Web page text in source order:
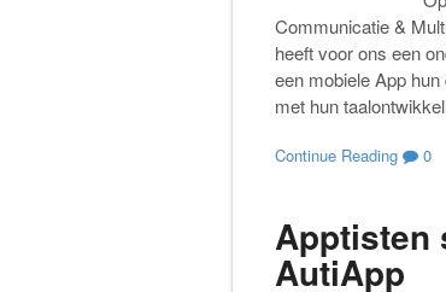
Communicatie &
heeft voor ons een
een mobiele App
met hun
Continue Reading 0
Apptisten
AutiApp